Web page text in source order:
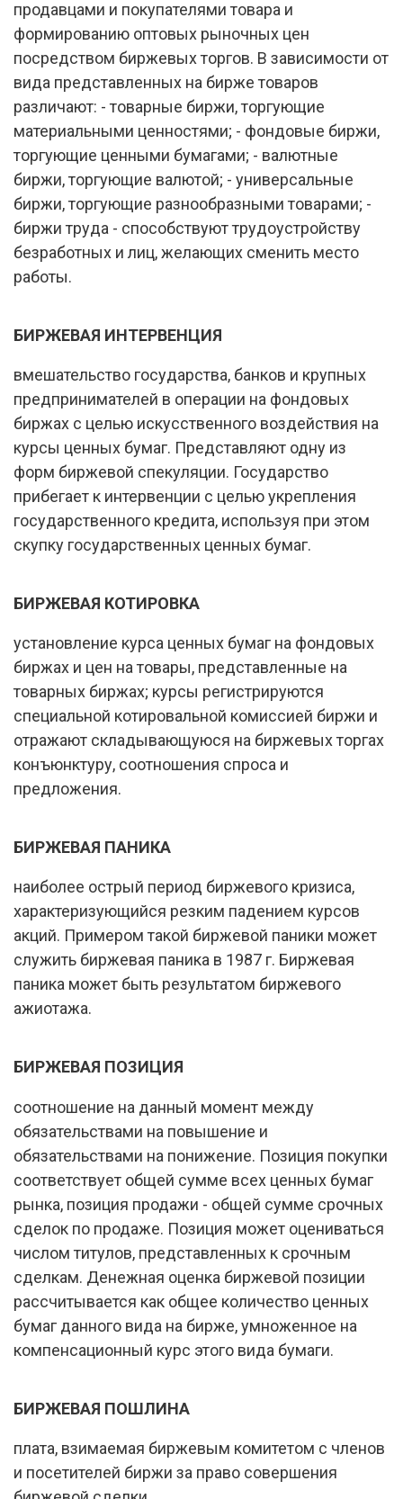
продавцами и покупателями товара и
формированию оптовых рыночных цен
посредством биржевых торгов. В зависимости от
вида представленных на бирже товаров
различают: - товарные биржи, торгующие
материальными ценностями; - фондовые биржи,
торгующие ценными бумагами; - валютные
биржи, торгующие валютой; - универсальные
биржи, торгующие разнообразными товарами; -
биржи труда - способствуют трудоустройству
безработных и лиц, желающих сменить место
работы.
БИРЖЕВАЯ ИНТЕРВЕНЦИЯ
вмешательство государства, банков и крупных
предпринимателей в операции на фондовых
биржах с целью искусственного воздействия на
курсы ценных бумаг. Представляют одну из
форм биржевой спекуляции. Государство
прибегает к интервенции с целью укрепления
государственного кредита, используя при этом
скупку государственных ценных бумаг.
БИРЖЕВАЯ КОТИРОВКА
установление курса ценных бумаг на фондовых
биржах и цен на товары, представленные на
товарных биржах; курсы регистрируются
специальной котировальной комиссией биржи и
отражают складывающуюся на биржевых торгах
конъюнктуру, соотношения спроса и
предложения.
БИРЖЕВАЯ ПАНИКА
наиболее острый период биржевого кризиса,
характеризующийся резким падением курсов
акций. Примером такой биржевой паники может
служить биржевая паника в 1987 г. Биржевая
паника может быть результатом биржевого
ажиотажа.
БИРЖЕВАЯ ПОЗИЦИЯ
соотношение на данный момент между
обязательствами на повышение и
обязательствами на понижение. Позиция покупки
соответствует общей сумме всех ценных бумаг
рынка, позиция продажи - общей сумме срочных
сделок по продаже. Позиция может оцениваться
числом титулов, представленных к срочным
сделкам. Денежная оценка биржевой позиции
рассчитывается как общее количество ценных
бумаг данного вида на бирже, умноженное на
компенсационный курс этого вида бумаги.
БИРЖЕВАЯ ПОШЛИНА
плата, взимаемая биржевым комитетом с членов
и посетителей биржи за право совершения